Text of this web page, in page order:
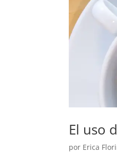
El uso
por Erica